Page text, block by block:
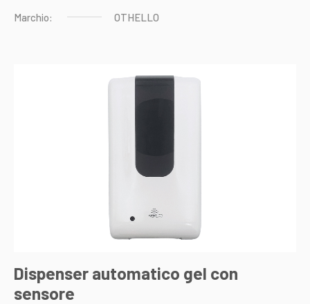
Marchio: OTHELLO
Dispenser automatico gel con
sensore